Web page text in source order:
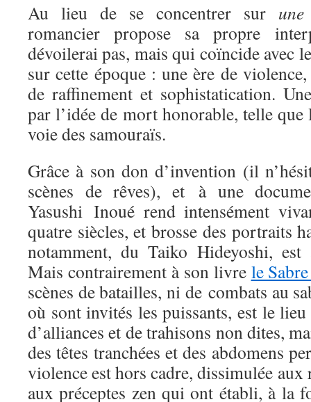
Au lieu de se concentrer sur
romancier propose sa propre
dévoilerai pas, mais qui coïncide avec
sur cette époque : une ère de
de raffinement et sophistatication.
par l’idée de mort honorable, telle
voie des samouraïs.
Grâce à son don d’invention (il
scènes de rêves), et à une
Yasushi Inoué rend intensément
quatre siècles, et brosse des portraits
notamment, du Taiko Hideyoshi, est
Mais contrairement à son livre le
scènes de batailles, ni de combats au
où sont invités les puissants, est le lieu
d’alliances et de trahisons non dites,
des têtes tranchées et des abdomens
violence est hors cadre, dissimulée
aux préceptes zen qui ont établi, à la